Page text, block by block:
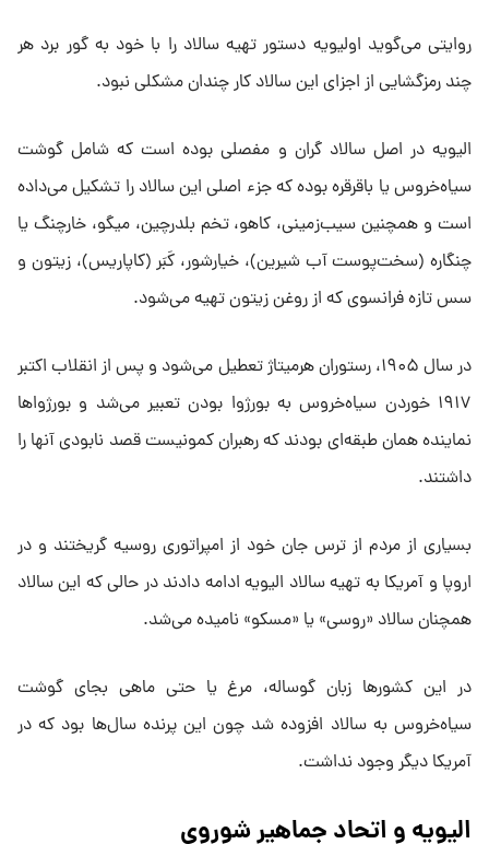
روایتی می‌گوید اولیویه دستور تهیه سالاد را با خود به گور برد هر
چند رمزگشایی از اجزای این سالاد کار چندان مشکلی نبود.
الیویه در اصل سالاد گران و مفصلی بوده است که شامل گوشت
سیاه‌خروس یا باقرقره بوده که جزء اصلی این سالاد را تشکیل می‌داده
است و همچنین سیب‌زمینی، کاهو، تخم بلدرچین، میگو، خارچنگ یا
چنگاره (سخت‌پوست آب شیرین)، خیارشور، کَبَر (کاپاریس)، زیتون و
سس تازه فرانسوی که از روغن زیتون تهیه می‌شود.
در سال ۱۹۰۵، رستوران هرمیتاژ تعطیل می‌شود و پس از انقلاب اکتبر
۱۹۱۷ خوردن سیاه‌خروس به بورژوا بودن تعبیر می‌شد و بورژوا‌ها
نماینده همان طبقه‌ای بودند که رهبران کمونیست قصد نابودی آنها را
داشتند.
بسیاری از مردم از ترس جان خود از امپراتوری روسیه گریختند و در
اروپا و آمریکا به تهیه سالاد الیویه ادامه دادند در حالی که این سالاد
همچنان سالاد «روسی» یا «مسکو» نامیده می‌شد.
در این کشور‌ها زبان گوساله، مرغ یا حتی ماهی بجای گوشت
سیاه‌خروس به سالاد افزوده شد چون این پرنده سال‌ها بود که در
آمریکا دیگر وجود نداشت.
الیویه و اتحاد جماهیر شوروی